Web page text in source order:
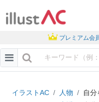
プレミアム会
イラストAC 人物
自